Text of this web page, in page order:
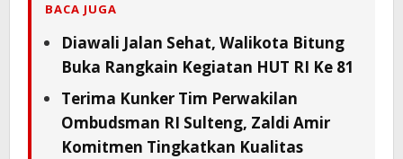
BACA JUGA
Diawali Jalan Sehat, Walikota Bitung
Buka Rangkain Kegiatan HUT RI Ke 81
Terima Kunker Tim Perwakilan
Ombudsman RI Sulteng, Zaldi Amir
Komitmen Tingkatkan Kualitas